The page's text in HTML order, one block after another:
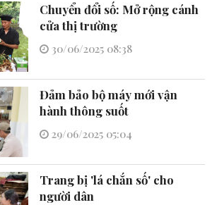
Chuyển đổi số: Mở rộng cánh
cửa thị trường
30/06/2025 08:38
Đảm bảo bộ máy mới vận
hành thông suốt
29/06/2025 05:04
Trang bị 'lá chắn số' cho
người dân